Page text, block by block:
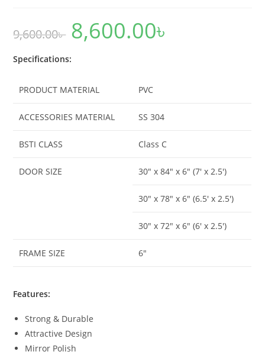
9,600.00৳
Original
price
was:
8,600.00৳
Specifications:
PRODUCT MATERIAL PVC
ACCESSORIES MATERIAL SS 304
BSTI CLASS Class C
DOOR SIZE 30″ x 84″ x 6″ (7′ x 2.5′)
30″ x 78″ x 6″ (6.5′ x 2.5′)
30″ x 72″ x 6″ (6′ x 2.5′)
FRAME SIZE 6″
Features:
Strong & Durable
Attractive Design
Mirror Polish